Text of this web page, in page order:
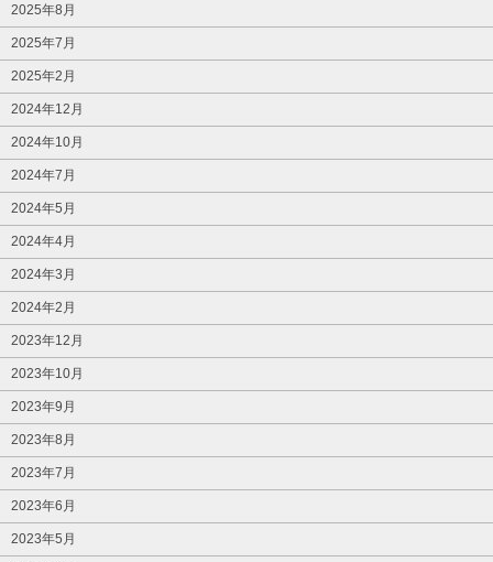
2025年8月
2025年7月
2025年2月
2024年12月
2024年10月
2024年7月
2024年5月
2024年4月
2024年3月
2024年2月
2023年12月
2023年10月
2023年9月
2023年8月
2023年7月
2023年6月
2023年5月